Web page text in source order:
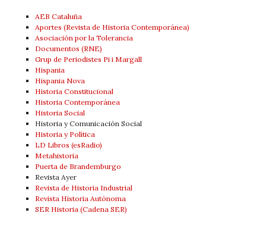
AEB Cataluña
Aportes (Revista de Historia Contemporánea)
Asociación por la Tolerancia
Documentos (RNE)
Grup de Periodistes Pi i Margall
Hispania
Hispania Nova
Historia Constitucional
Historia Contemporánea
Historia Social
Historia y Comunicación Social
Historia y Política
LD Libros (esRadio)
Metahistoria
Puerta de Brandemburgo
Revista Ayer
Revista de Historia Industrial
Revista Historia Autónoma
SER Historia (Cadena SER)